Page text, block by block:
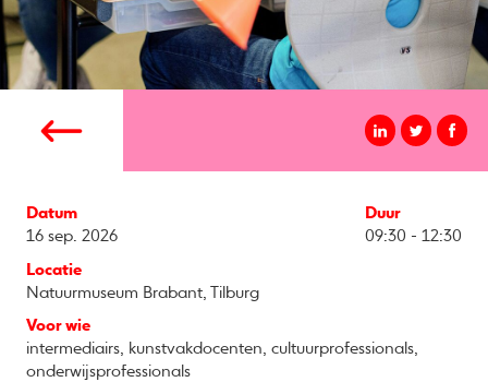
Datum
16 sep. 2026
Duur
09:30 - 12:30
Locatie
Natuurmuseum Brabant, Tilburg
Voor wie
intermediairs, kunstvakdocenten, cultuurprofessionals,
onderwijsprofessionals